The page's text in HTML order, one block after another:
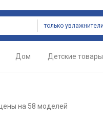
Дом Детские товары
на 58 моделей